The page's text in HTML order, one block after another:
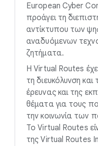
European Cyber
προάγει τη
αντίκτυπου των
αναδυόμενων
ζητήματα.
Η Virtual Routes
τη διευκόλυνση
έρευνας και της
θέματα για τους
την κοινωνία των
Το Virtual Routes
της Virtual Routes